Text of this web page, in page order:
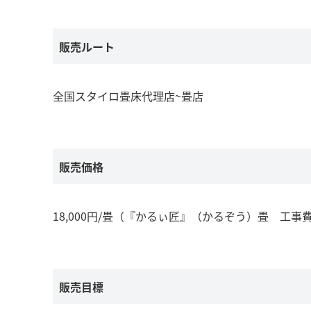
販売ルート
全国スタイロ畳床代理店~畳店
販売価格
18,000円/畳（『かるぃ匠』（かるぞう）畳 工事費
販売目標